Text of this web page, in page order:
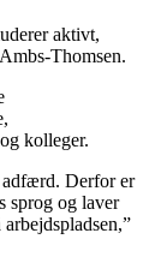
aktivt,
Thomsen.
kolleger.
Derfor er
sprog og laver